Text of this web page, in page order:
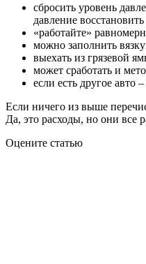
сбросить уровень
давление
«работайте»
можно заполнить
выехать из грязевой
может сработать и
если есть другое авто
Если ничего из выше
Да, это расходы, но они все
Оцените статью